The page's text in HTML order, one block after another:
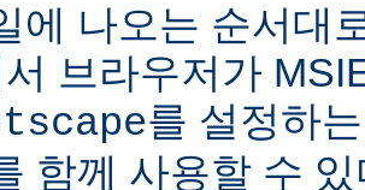
에 나오는 순서대
브라우저가
를 설정하
함께 사용할 수 있